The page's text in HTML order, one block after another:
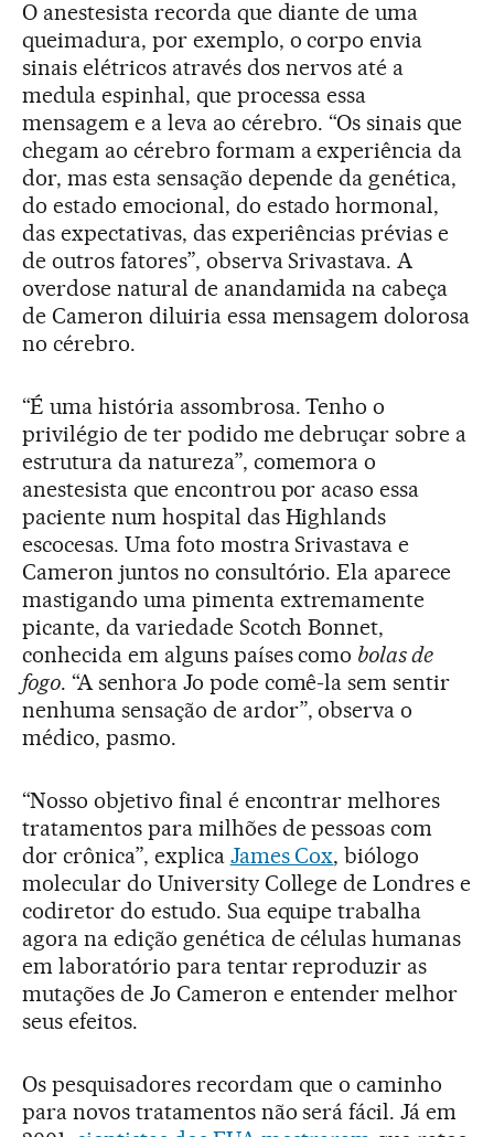
O anestesista recorda que diante de uma
queimadura, por exemplo, o corpo envia
sinais elétricos através dos nervos até a
medula espinhal, que processa essa
mensagem e a leva ao cérebro. “Os sinais que
chegam ao cérebro formam a experiência da
dor, mas esta sensação depende da genética,
do estado emocional, do estado hormonal,
das expectativas, das experiências prévias e
de outros fatores”, observa Srivastava. A
overdose natural de anandamida na cabeça
de Cameron diluiria essa mensagem dolorosa
no cérebro.
“É uma história assombrosa. Tenho o
privilégio de ter podido me debruçar sobre a
estrutura da natureza”, comemora o
anestesista que encontrou por acaso essa
paciente num hospital das Highlands
escocesas. Uma foto mostra Srivastava e
Cameron juntos no consultório. Ela aparece
mastigando uma pimenta extremamente
picante, da variedade Scotch Bonnet,
conhecida em alguns países como bolas de
fogo. “A senhora Jo pode comê-la sem sentir
nenhuma sensação de ardor”, observa o
médico, pasmo.
“Nosso objetivo final é encontrar melhores
tratamentos para milhões de pessoas com
dor crônica”, explica James Cox, biólogo
molecular do University College de Londres e
codiretor do estudo. Sua equipe trabalha
agora na edição genética de células humanas
em laboratório para tentar reproduzir as
mutações de Jo Cameron e entender melhor
seus efeitos.
Os pesquisadores recordam que o caminho
para novos tratamentos não será fácil. Já em